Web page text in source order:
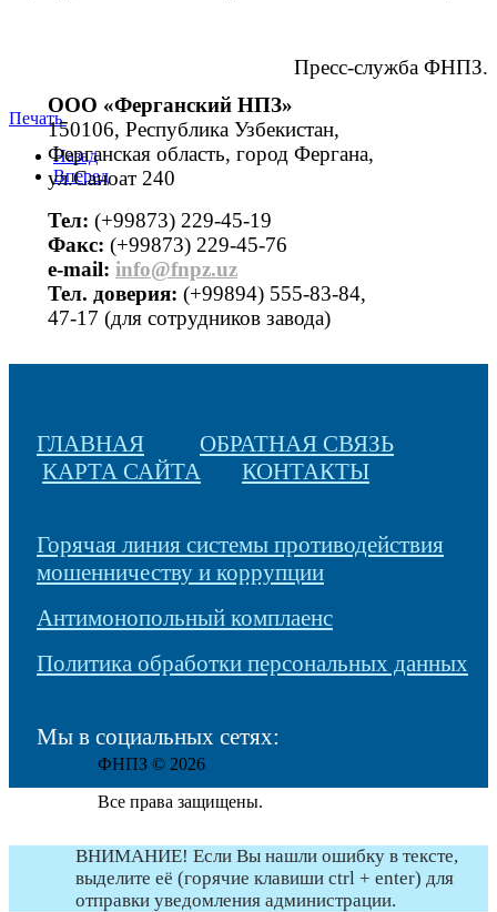
Пресс-служба ФНПЗ.
Печать
Назад
Вперед
ООО «Ферганский НПЗ»
150106, Республика Узбекистан,
Ферганская область, город Фергана,
ул.Саноат 240
Тел: (+99873) 229-45-19
Факс: (+99873) 229-45-76
е-mail: info@fnpz.uz
Тел. доверия: (+99894) 555-83-84,
47-17 (для сотрудников завода)
ГЛАВНАЯ
ОБРАТНАЯ СВЯЗЬ
КАРТА САЙТА
КОНТАКТЫ
Горячая линия системы противодействия
мошенничеству и коррупции
Антимонопольный комплаенс
Политика обработки персональных данных
Мы в социальных сетях:
ФНПЗ © 2026
Все права защищены.
ВНИМАНИЕ! Если Вы нашли ошибку в тексте,
выделите её (горячие клавиши ctrl + enter) для
отправки уведомления администрации.